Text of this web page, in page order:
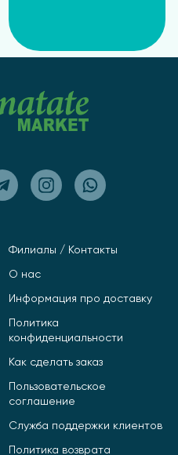
Филиалы / Контакты
О нас
Информация про доставку
Политика
конфиденциальности
Как сделать заказ
Пользовательское
соглашение
Служба поддержки клиентов
Политика возврата